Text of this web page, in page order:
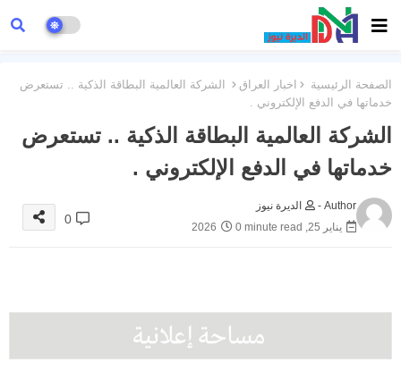
الصفحة الرئيسية اخبار العراق
الشركة العالمية البطاقة الذكية .. تستعرض
خدماتها في الدفع الإلكتروني .
الشركة العالمية البطاقة الذكية .. تستعرض
خدماتها في الدفع الإلكتروني .
Author -
الديرة نيوز
يناير 25, 2026
0 minute read
0